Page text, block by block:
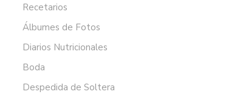
Recetarios
Álbumes de Fotos
Diarios Nutricionales
Boda
Despedida de Soltera